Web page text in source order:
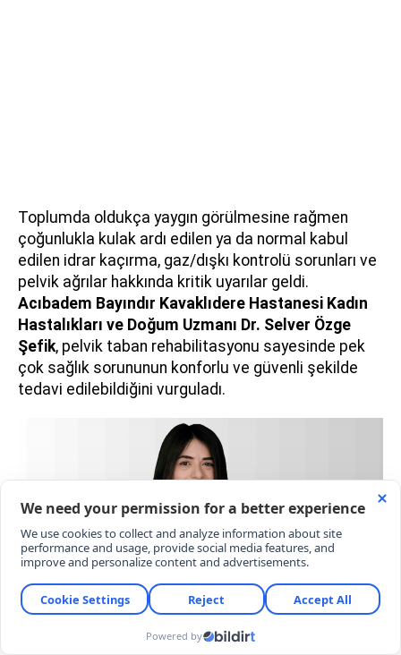
Toplumda oldukça yaygın görülmesine rağmen
çoğunlukla kulak ardı edilen ya da normal kabul
edilen idrar kaçırma, gaz/dışkı kontrolü sorunları ve
pelvik ağrılar hakkında kritik uyarılar geldi.
Acıbadem Bayındır Kavaklıdere Hastanesi Kadın
Hastalıkları ve Doğum Uzmanı Dr. Selver Özge
Şefik, pelvik taban rehabilitasyonu sayesinde pek
çok sağlık sorununun konforlu ve güvenli şekilde
tedavi edilebildiğini vurguladı.